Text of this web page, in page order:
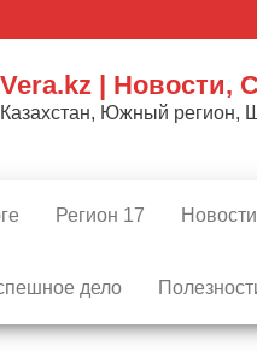
Vera.kz | Новости,
Казахстан, Южный регион,
Регион 17
дело